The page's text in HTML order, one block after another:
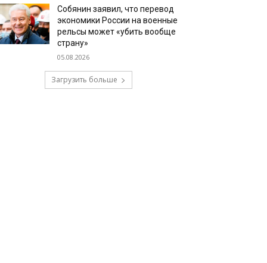
Собянин заявил, что перевод
экономики России на военные
рельсы может «убить вообще
страну»
05.08.2026
Загрузить больше